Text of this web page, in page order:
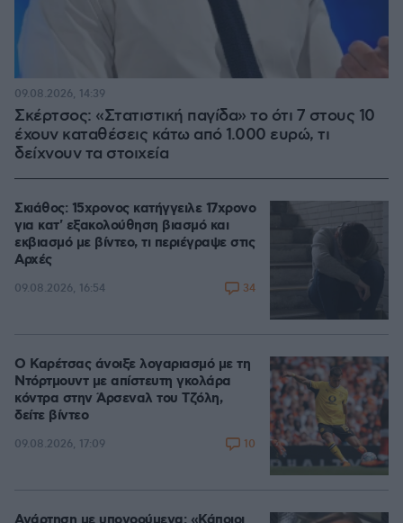
Σκέρτσος: «Στατιστική παγίδα» το ότι 7 στους 10
έχουν καταθέσεις κάτω από 1.000 ευρώ, τι
δείχνουν τα στοιχεία
09.08.2026, 14:39
Σκιάθος: 15χρονος κατήγγειλε 17χρονο
για κατ' εξακολούθηση βιασμό και
εκβιασμό με βίντεο, τι περιέγραψε στις
Αρχές
09.08.2026, 16:54 34
Ο Καρέτσας άνοιξε λογαριασμό με τη
Ντόρτμουντ με απίστευτη γκολάρα
κόντρα στην Άρσεναλ του Τζόλη,
δείτε βίντεο
09.08.2026, 17:09 10